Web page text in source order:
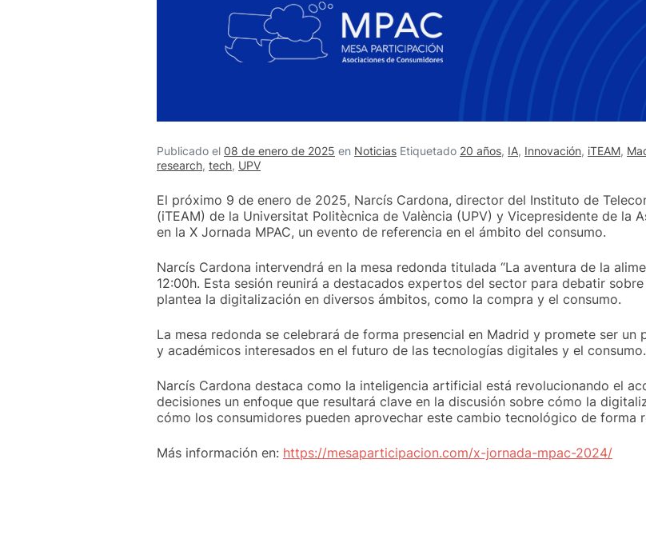
Publicado el 08 de enero de 2025 en Noticias Etiquetado 20 años, IA, Innovación, iTEAM,
research, tech, UPV
El próximo 9 de enero de 2025, Narcís Cardona, director del Instituto de
(iTEAM) de la Universitat Politècnica de València (UPV) y Vicepresidente de la
en la X Jornada MPAC, un evento de referencia en el ámbito del consumo.
Narcís Cardona intervendrá en la mesa redonda titulada “La aventura de la
12:00h. Esta sesión reunirá a destacados expertos del sector para debatir
plantea la digitalización en diversos ámbitos, como la compra y el consumo.
La mesa redonda se celebrará de forma presencial en Madrid y promete ser
y académicos interesados en el futuro de las tecnologías digitales y el consumo.
Narcís Cardona destaca como la inteligencia artificial está revolucionando el
decisiones un enfoque que resultará clave en la discusión sobre cómo la
cómo los consumidores pueden aprovechar este cambio tecnológico de forma
Más información en: https://mesaparticipacion.com/x-jornada-mpac-2024/